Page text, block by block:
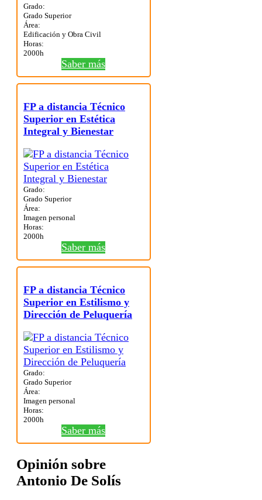
Grado:
Grado Superior
Área:
Edificación y Obra Civil
Horas:
2000h
Saber más
FP a distancia Técnico
Superior en Estética
Integral y Bienestar
Grado:
Grado Superior
Área:
Imagen personal
Horas:
2000h
Saber más
FP a distancia Técnico
Superior en Estilismo y
Dirección de Peluquería
Grado:
Grado Superior
Área:
Imagen personal
Horas:
2000h
Saber más
Opinión sobre
Antonio De Solís